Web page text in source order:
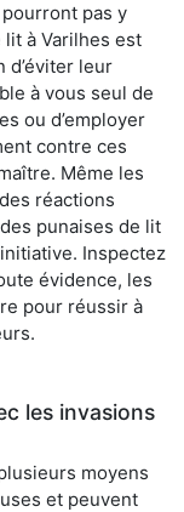
pas y
à Varilhes est
d’éviter leur
à vous seul de
ou d’employer
contre ces
Même les
réactions
punaises de lit
Inspectez
évidence, les
pour réussir à
les invasions
moyens
et peuvent